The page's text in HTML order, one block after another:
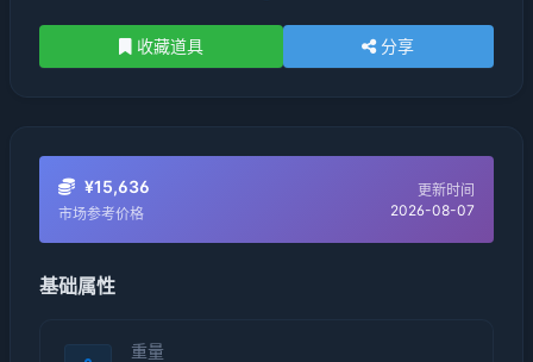
收藏道具 分享
¥15,636
市场参考价格
更新时间
2026-08-07
基础属性
重量